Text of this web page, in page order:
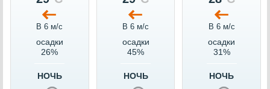
В 6 м/c
осадки
26%
НОЧЬ
В 6 м/c
осадки
45%
НОЧЬ
В 6 м/c
осадки
31%
НОЧЬ